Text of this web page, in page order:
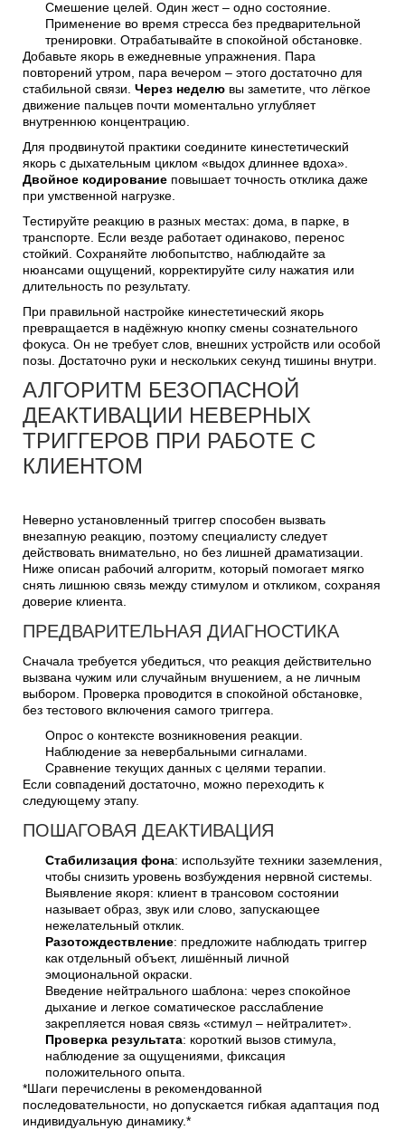
Смешение целей. Один жест – одно состояние.
Применение во время стресса без предварительной
тренировки. Отрабатывайте в спокойной обстановке.
Добавьте якорь в ежедневные упражнения. Пара
повторений утром, пара вечером – этого достаточно для
стабильной связи. Через неделю вы заметите, что лёгкое
движение пальцев почти моментально углубляет
внутреннюю концентрацию.
Для продвинутой практики соедините кинестетический
якорь с дыхательным циклом «выдох длиннее вдоха».
Двойное кодирование повышает точность отклика даже
при умственной нагрузке.
Тестируйте реакцию в разных местах: дома, в парке, в
транспорте. Если везде работает одинаково, перенос
стойкий. Сохраняйте любопытство, наблюдайте за
нюансами ощущений, корректируйте силу нажатия или
длительность по результату.
При правильной настройке кинестетический якорь
превращается в надёжную кнопку смены сознательного
фокуса. Он не требует слов, внешних устройств или особой
позы. Достаточно руки и нескольких секунд тишины внутри.
АЛГОРИТМ БЕЗОПАСНОЙ
ДЕАКТИВАЦИИ НЕВЕРНЫХ
ТРИГГЕРОВ ПРИ РАБОТЕ С
КЛИЕНТОМ
Неверно установленный триггер способен вызвать
внезапную реакцию, поэтому специалисту следует
действовать внимательно, но без лишней драматизации.
Ниже описан рабочий алгоритм, который помогает мягко
снять лишнюю связь между стимулом и откликом, сохраняя
доверие клиента.
ПРЕДВАРИТЕЛЬНАЯ ДИАГНОСТИКА
Сначала требуется убедиться, что реакция действительно
вызвана чужим или случайным внушением, а не личным
выбором. Проверка проводится в спокойной обстановке,
без тестового включения самого триггера.
Опрос о контексте возникновения реакции.
Наблюдение за невербальными сигналами.
Сравнение текущих данных с целями терапии.
Если совпадений достаточно, можно переходить к
следующему этапу.
ПОШАГОВАЯ ДЕАКТИВАЦИЯ
Стабилизация фона: используйте техники заземления,
чтобы снизить уровень возбуждения нервной системы.
Выявление якоря: клиент в трансовом состоянии
называет образ, звук или слово, запускающее
нежелательный отклик.
Разотождествление: предложите наблюдать триггер
как отдельный объект, лишённый личной
эмоциональной окраски.
Введение нейтрального шаблона: через спокойное
дыхание и легкое соматическое расслабление
закрепляется новая связь «стимул – нейтралитет».
Проверка результата: короткий вызов стимула,
наблюдение за ощущениями, фиксация
положительного опыта.
*Шаги перечислены в рекомендованной
последовательности, но допускается гибкая адаптация под
индивидуальную динамику.*